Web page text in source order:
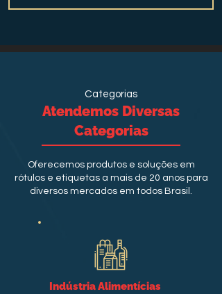
Categorias
Atendemos Diversas
Categorias
Oferecemos produtos e soluções em
rótulos e etiquetas a mais de 20 anos para
diversos mercados em todos Brasil.
Indústria Alimentícias